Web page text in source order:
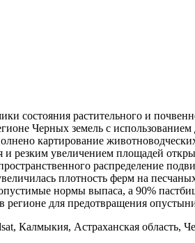
состояния растительного и
Черных земель с
картирование
и резким увеличением площадей
распределение
плотность ферм на
нормы выпаса, а 90%
регионе для предотвращения
Калмыкия, Астраханская область,